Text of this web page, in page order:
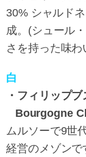
30% シャルド
成。(シュール
さを持った味わ
白
・フィリップ
Bourgogne
ムルソーで9世
経営のメゾンで